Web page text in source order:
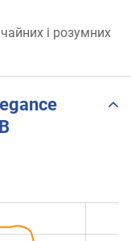
і розумних